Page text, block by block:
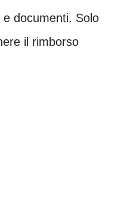
documenti. Solo
il rimborso